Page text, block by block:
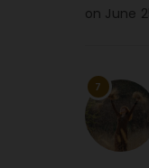
on June
7